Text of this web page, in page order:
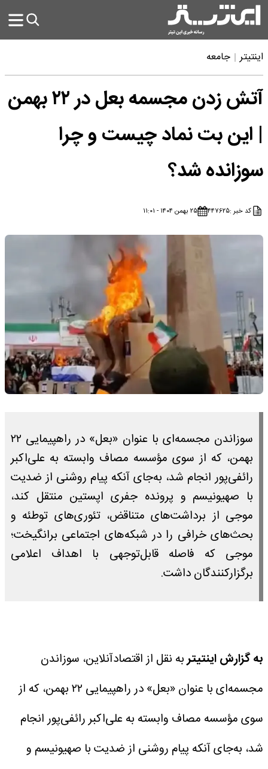
اینتیتر جامعه
آتش زدن مجسمه بعل در ۲۲ بهمن
| این بت نماد چیست و چرا
سوزانده شد؟
کد خبر :۴۴۷۶۲۵ ۲۵ بهمن ۱۴۰۴ - ۱۱:۰۱
سوزاندن مجسمه‌ای با عنوان «بعل» در راهپیمایی ۲۲
بهمن، که از سوی مؤسسه مصاف وابسته به علی‌اکبر
رائفی‌پور انجام شد، به‌جای آنکه پیام روشنی از ضدیت
با صهیونیسم و پرونده جفری اپستین منتقل کند،
موجی از برداشت‌های متناقض، تئوری‌های توطئه و
بحث‌های خرافی را در شبکه‌های اجتماعی برانگیخت؛
موجی که فاصله قابل‌توجهی با اهداف اعلامی
برگزارکنندگان داشت.
به گزارش اینتیتربه نقل از اقتصادآنلاین، سوزاندن
مجسمه‌ای با عنوان «بعل» در راهپیمایی ۲۲ بهمن، که از
سوی مؤسسه مصاف وابسته به علی‌اکبر رائفی‌پور انجام
شد، به‌جای آنکه پیام روشنی از ضدیت با صهیونیسم و